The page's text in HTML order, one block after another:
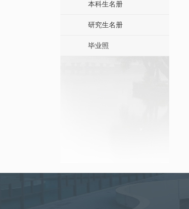
本科生名册
研究生名册
毕业照